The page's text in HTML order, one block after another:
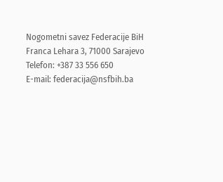
Nogometni savez Federacije BiH
Franca Lehara 3, 71000 Sarajevo
Telefon: +387 33 556 650
E-mail: federacija@nsfbih.ba